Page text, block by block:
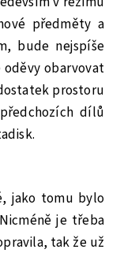
předměty a
bude nejspíše
obarvovat
prostoru
dílů
jako tomu bylo
je třeba
tak že už